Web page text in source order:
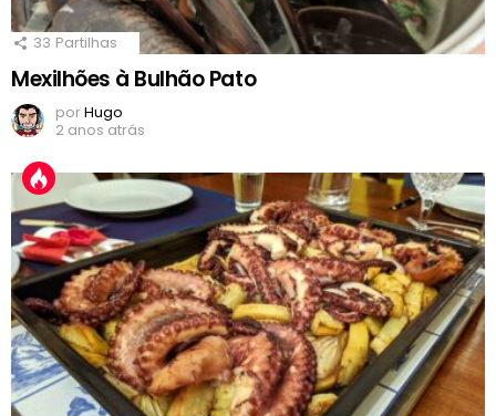
33 Partilhas
Mexilhões à Bulhão Pato
porHugo
2 anos atrás